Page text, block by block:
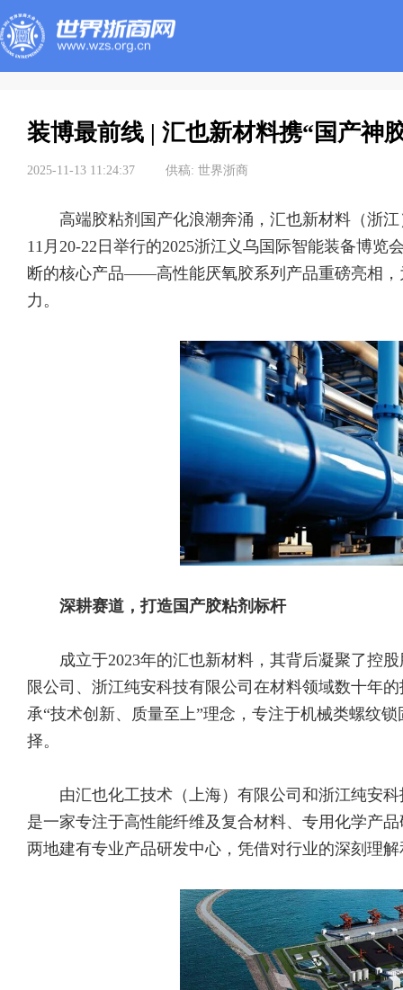
装博最前线 | 汇也新材料携“国产神
2025-11-13 11:24:37 供稿: 世界浙商
高端胶粘剂国产化浪潮奔涌，汇也新材料（浙
11月20-22日举行的2025浙江义乌国际智能装备博览
断的核心产品——高性能厌氧胶系列产品重磅亮相
力。
深耕赛道，打造国产胶粘剂标杆
成立于2023年的汇也新材料，其背后凝聚了控
限公司、浙江纯安科技有限公司在材料领域数十年
承“技术创新、质量至上”理念，专注于机械类螺纹
择。
由汇也化工技术（上海）有限公司和浙江纯安
是一家专注于高性能纤维及复合材料、专用化学产
两地建有专业产品研发中心，凭借对行业的深刻理